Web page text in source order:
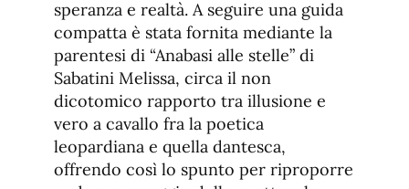
speranza e realtà. A seguire una guida
compatta è stata fornita mediante la
parentesi di “Anabasi alle stelle” di
Sabatini Melissa, circa il non
dicotomico rapporto tra illusione e
vero a cavallo fra la poetica
leopardiana e quella dantesca,
offrendo così lo spunto per riproporre